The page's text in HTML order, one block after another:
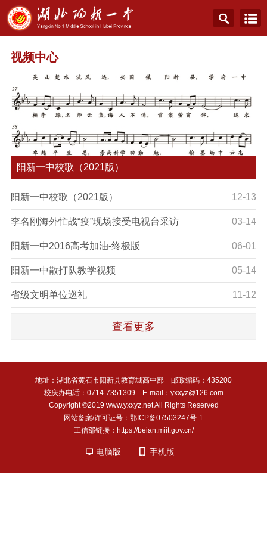
视频中心
阳新一中校歌（2021版）
12-13
阳新一中校歌（2021版）
03-14
李名刚海外忙战“疫”现场接受电视台采访
06-01
阳新一中2016高考加油-终极版
05-14
阳新一中散打队教学视频
11-12
省级文明单位巡礼
查看更多
地址：湖北省黄石市阳新县教育城高中部 邮政编码：435200
校庆办电话：0714-7351309 E-mail：yxxyz@126.com
Copyright ©2019 www.yxxyz.net All Rights Reserved
网站备案/许可证号：鄂ICP备07503247号-1
工信部链接：https://beian.miit.gov.cn/
电脑版 手机版